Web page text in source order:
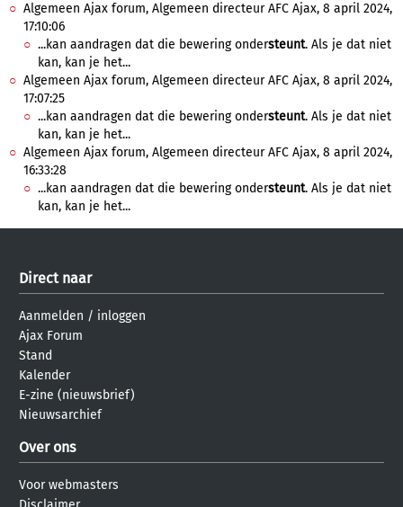
Algemeen Ajax forum, Algemeen directeur AFC Ajax, 8 april 2024,
17:10:06
...kan aandragen dat die bewering ondersteunt. Als je dat niet
kan, kan je het...
Algemeen Ajax forum, Algemeen directeur AFC Ajax, 8 april 2024,
17:07:25
...kan aandragen dat die bewering ondersteunt. Als je dat niet
kan, kan je het...
Algemeen Ajax forum, Algemeen directeur AFC Ajax, 8 april 2024,
16:33:28
...kan aandragen dat die bewering ondersteunt. Als je dat niet
kan, kan je het...
Direct naar
Aanmelden / inloggen
Ajax Forum
Stand
Kalender
E-zine (nieuwsbrief)
Nieuwsarchief
Over ons
Voor webmasters